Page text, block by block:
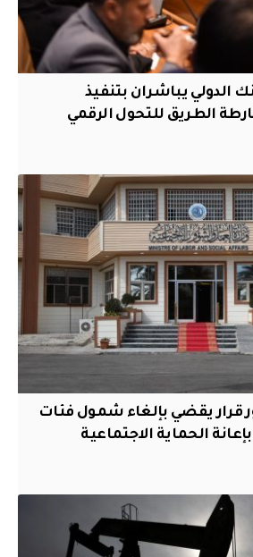
الدولي يباشران بتنفيذ
الطريق للتحول الرقمي
قرار يقضي بإلغاء شمول فئات
الحماية الاجتماعية